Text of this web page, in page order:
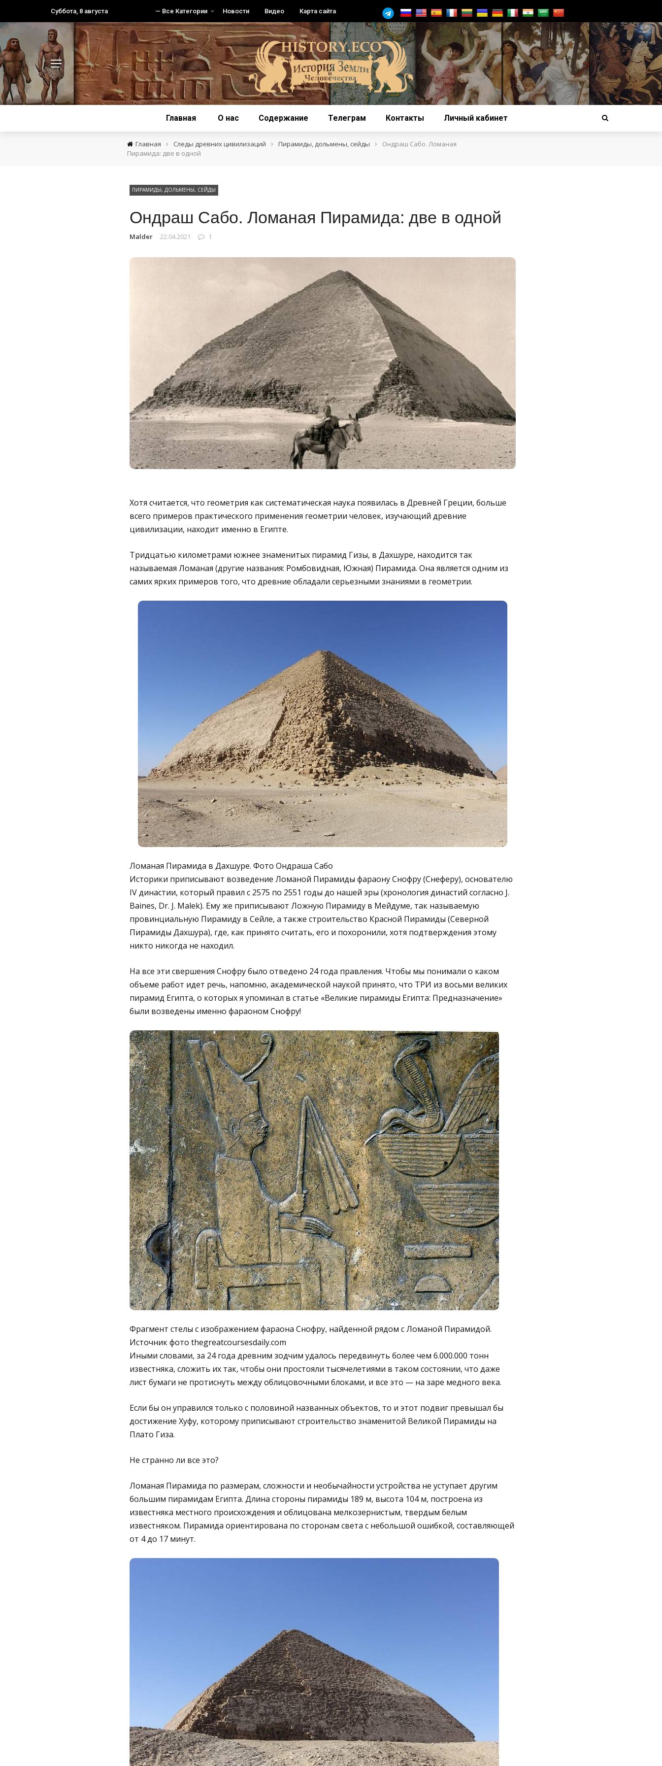
Суббота, 8 августа — Все Категории Новости Видео Карта сайта
Главная О нас Содержание Телеграм Контакты Личный кабинет
Главная › Следы древних цивилизаций › Пирамиды, дольмены, сейды ›
Ондраш Сабо. Ломаная
Пирамида: две в одной
ПИРАМИДЫ, ДОЛЬМЕНЫ, СЕЙДЫ
Ондраш Сабо. Ломаная Пирамида: две в одной
Malder 22.04.2021 1
Хотя считается, что геометрия как систематическая наука появилась в Древней Греции, больше
всего примеров практического применения геометрии человек, изучающий древние
цивилизации, находит именно в Египте.
Тридцатью километрами южнее знаменитых пирамид Гизы, в Дахшуре, находится так
называемая Ломаная (другие названия: Ромбовидная, Южная) Пирамида. Она является одним из
самих ярких примеров того, что древние обладали серьезными знаниями в геометрии.
Ломаная Пирамида в Дахшуре. Фото Ондраша Сабо
Историки приписывают возведение Ломаной Пирамиды фараону Снофру (Снеферу), основателю
IV династии, который правил с 2575 по 2551 годы до нашей эры (хронология династий согласно J.
Baines, Dr. J. Malek). Ему же приписывают Ложную Пирамиду в Мейдуме, так называемую
провинциальную Пирамиду в Сейле, а также строительство Красной Пирамиды (Северной
Пирамиды Дахшура), где, как принято считать, его и похоронили, хотя подтверждения этому
никто никогда не находил.
На все эти свершения Снофру было отведено 24 года правления. Чтобы мы понимали о каком
объеме работ идет речь, напомню, академической наукой принято, что ТРИ из восьми великих
пирамид Египта, о которых я упоминал в статье «Великие пирамиды Египта: Предназначение»
были возведены именно фараоном Снофру!
Фрагмент стелы с изображением фараона Снофру, найденной рядом с Ломаной Пирамидой.
Источник фото thegreatcoursesdaily.com
Иными словами, за 24 года древним зодчим удалось передвинуть более чем 6.000.000 тонн
известняка, сложить их так, чтобы они простояли тысячелетиями в таком состоянии, что даже
лист бумаги не протиснуть между облицовочными блоками, и все это — на заре медного века.
Если бы он управился только с половиной названных объектов, то и этот подвиг превышал бы
достижение Хуфу, которому приписывают строительство знаменитой Великой Пирамиды на
Плато Гиза.
Не странно ли все это?
Ломаная Пирамида по размерам, сложности и необычайности устройства не уступает другим
большим пирамидам Египта. Длина стороны пирамиды 189 м, высота 104 м, построена из
известняка местного происхождения и облицована мелкозернистым, твердым белым
известняком. Пирамида ориентирована по сторонам света с небольшой ошибкой, составляющей
от 4 до 17 минут.